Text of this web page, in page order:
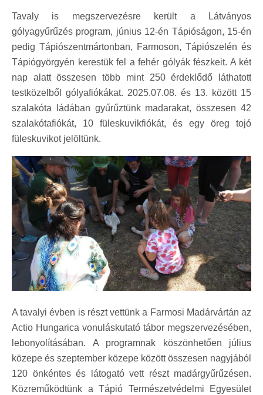
Tavaly is megszervezésre került a Látványos
gólyagyűrűzés program, június 12-én Tápióságon, 15-én
pedig Tápiószentmártonban, Farmoson, Tápiószelén és
Tápiógyörgyén kerestük fel a fehér gólyák fészkeit. A két
nap alatt összesen több mint 250 érdeklődő láthatott
testközelből gólyafiókákat. 2025.07.08. és 13. között 15
szalakóta ládában gyűrűztünk madarakat, összesen 42
szalakótafiókát, 10 füleskuvikfiókát, és egy öreg tojó
füleskuvikot jelöltünk.
A tavalyi évben is részt vettünk a Farmosi Madárvártán az
Actio Hungarica vonuláskutató tábor megszervezésében,
lebonyolításában. A programnak köszönhetően július
közepe és szeptember közepe között összesen nagyjából
120 önkéntes és látogató vett részt madárgyűrűzésen.
Közreműködtünk a Tápió Természetvédelmi Egyesület